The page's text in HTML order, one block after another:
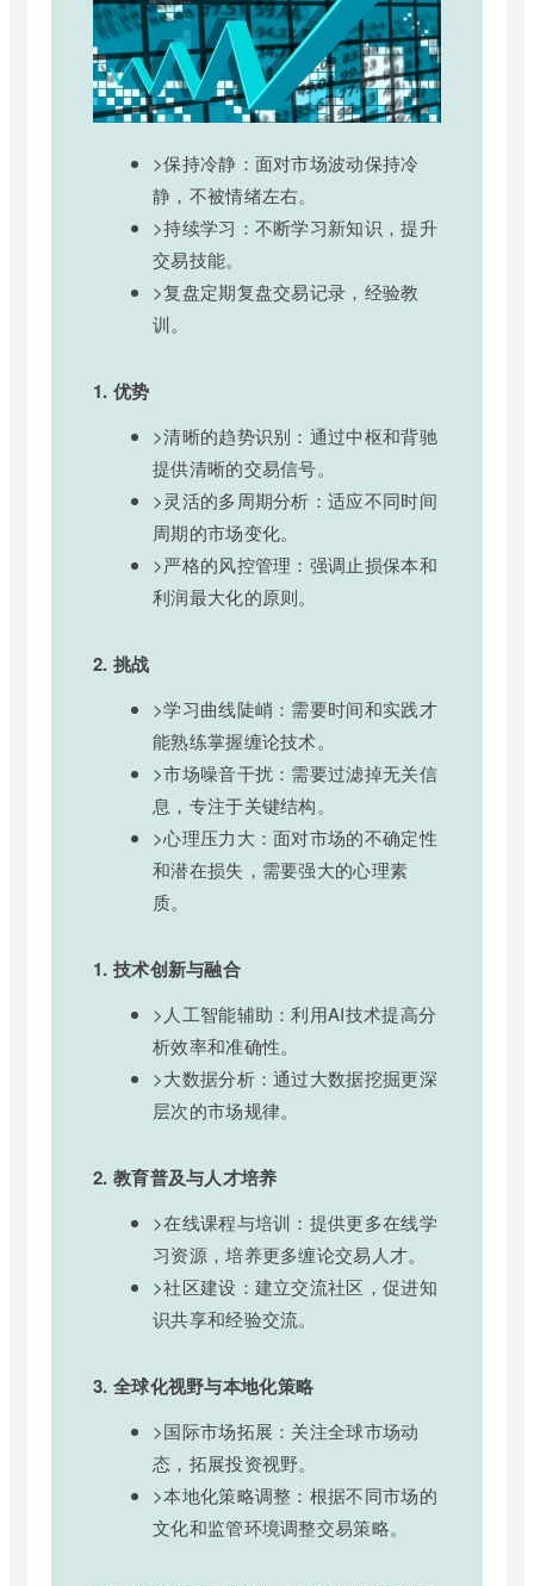
>保持冷静：面对市场波动保持冷
静，不被情绪左右。
>持续学习：不断学习新知识，提升
交易技能。
>复盘定期复盘交易记录，经验教
训。
1. 优势
>清晰的趋势识别：通过中枢和背驰
提供清晰的交易信号。
>灵活的多周期分析：适应不同时间
周期的市场变化。
>严格的风控管理：强调止损保本和
利润最大化的原则。
2. 挑战
>学习曲线陡峭：需要时间和实践才
能熟练掌握缠论技术。
>市场噪音干扰：需要过滤掉无关信
息，专注于关键结构。
>心理压力大：面对市场的不确定性
和潜在损失，需要强大的心理素
质。
1. 技术创新与融合
>人工智能辅助：利用AI技术提高分
析效率和准确性。
>大数据分析：通过大数据挖掘更深
层次的市场规律。
2. 教育普及与人才培养
>在线课程与培训：提供更多在线学
习资源，培养更多缠论交易人才。
>社区建设：建立交流社区，促进知
识共享和经验交流。
3. 全球化视野与本地化策略
>国际市场拓展：关注全球市场动
态，拓展投资视野。
>本地化策略调整：根据不同市场的
文化和监管环境调整交易策略。